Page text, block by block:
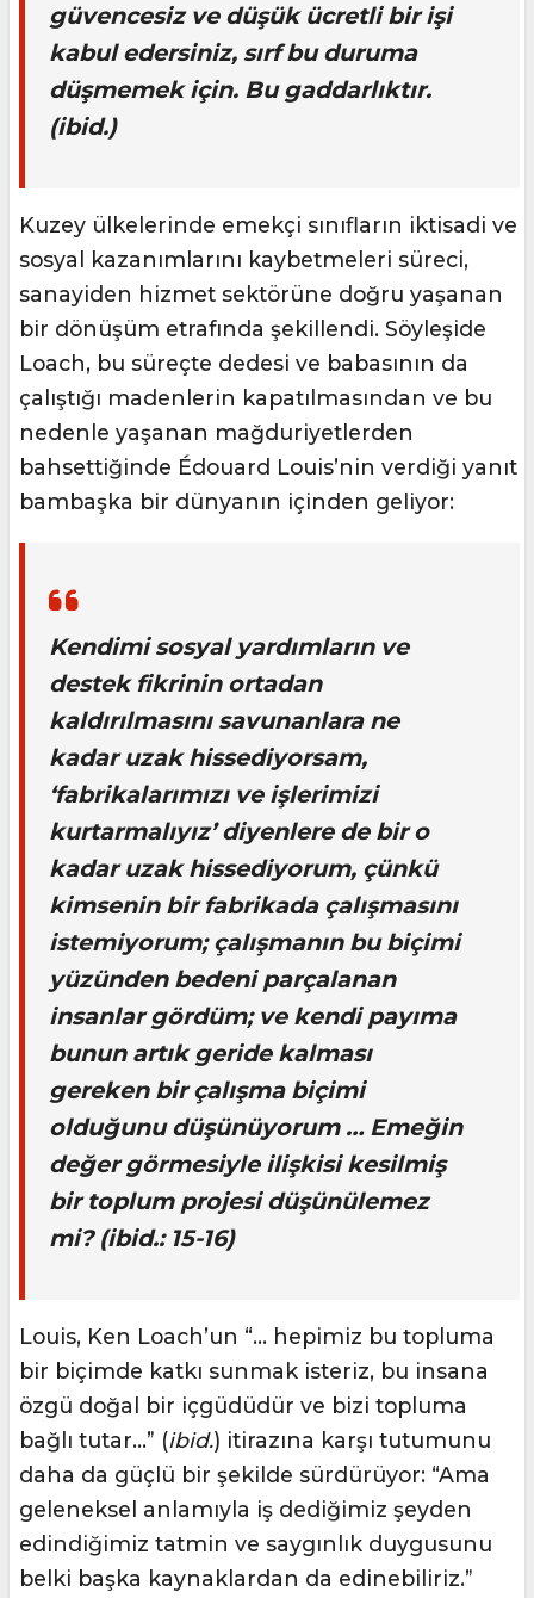
güvencesiz ve düşük ücretli bir işi
kabul edersiniz, sırf bu duruma
düşmemek için. Bu gaddarlıktır.
(ibid.)
Kuzey ülkelerinde emekçi sınıfların iktisadi ve
sosyal kazanımlarını kaybetmeleri süreci,
sanayiden hizmet sektörüne doğru yaşanan
bir dönüşüm etrafında şekillendi. Söyleşide
Loach, bu süreçte dedesi ve babasının da
çalıştığı madenlerin kapatılmasından ve bu
nedenle yaşanan mağduriyetlerden
bahsettiğinde Édouard Louis’nin verdiği yanıt
bambaşka bir dünyanın içinden geliyor:
Kendimi sosyal yardımların ve
destek fikrinin ortadan
kaldırılmasını savunanlara ne
kadar uzak hissediyorsam,
‘fabrikalarımızı ve işlerimizi
kurtarmalıyız’ diyenlere de bir o
kadar uzak hissediyorum, çünkü
kimsenin bir fabrikada çalışmasını
istemiyorum; çalışmanın bu biçimi
yüzünden bedeni parçalanan
insanlar gördüm; ve kendi payıma
bunun artık geride kalması
gereken bir çalışma biçimi
olduğunu düşünüyorum … Emeğin
değer görmesiyle ilişkisi kesilmiş
bir toplum projesi düşünülemez
mi? (ibid.: 15-16)
Louis, Ken Loach’un “… hepimiz bu topluma
bir biçimde katkı sunmak isteriz, bu insana
özgü doğal bir içgüdüdür ve bizi topluma
bağlı tutar…” (ibid.) itirazına karşı tutumunu
daha da güçlü bir şekilde sürdürüyor: “Ama
geleneksel anlamıyla iş dediğimiz şeyden
edindiğimiz tatmin ve saygınlık duygusunu
belki başka kaynaklardan da edinebiliriz.”